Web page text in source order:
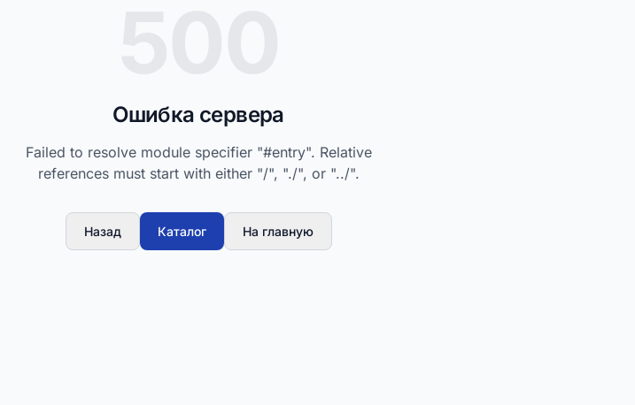
Ошибка сервера
Failed to resolve module specifier "#entry". Relative
references must start with either "/", "./", or "../".
Назад Каталог На главную